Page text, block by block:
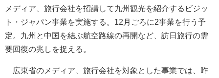
メディア、旅行会社を招請して九州観光を紹介するビジッ
ト・ジャパン事業を実施する。12月ごろに2事業を行う予
定。九州と中国を結ぶ航空路線の再開など、訪日旅行の需
要回復の兆しを捉える。
広東省のメディア、旅行会社を対象とした事業では、昨